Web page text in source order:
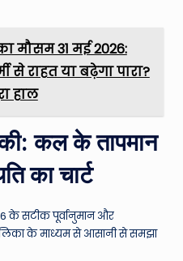
मौसम 31 मई 2026:
से राहत या बढ़ेगा पारा?
हाल
कल के तापमान
का चार्ट
के सटीक पूर्वानुमान और
के माध्यम से आसानी से समझा